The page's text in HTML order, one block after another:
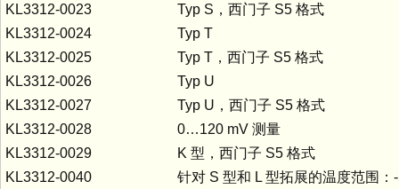
KL3312-0023
Typ S，西门子 S5 格式
KL3312-0024
Typ T
KL3312-0025
Typ T，西门子 S5 格式
KL3312-0026
Typ U
KL3312-0027
Typ U，西门子 S5 格式
KL3312-0028
0…120 mV 测量
KL3312-0029
K 型，西门子 S5 格式
KL3312-0040
针对 S 型和 L 型拓展的温度范围